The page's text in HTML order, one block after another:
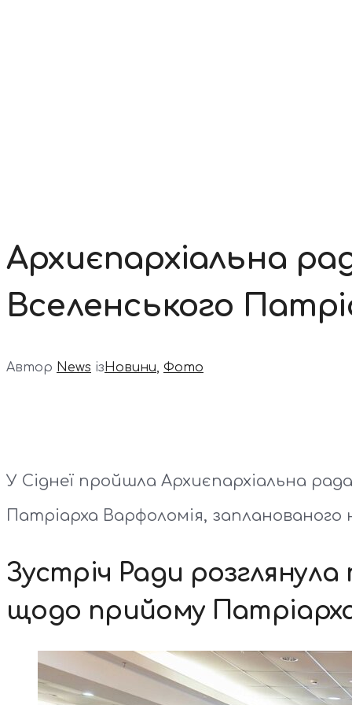
Архиєпархіальна
Вселенського
Автор News ізНовини, Фото
У Сіднеї пройшла Архиєпархіальна
Патріарха Варфоломія, запланованого
Зустріч Ради
щодо прийому